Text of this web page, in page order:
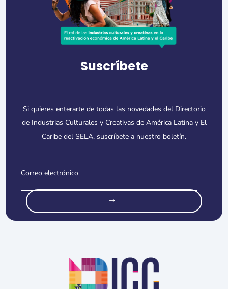
Suscríbete
Si quieres enterarte de todas las novedades del Directorio
de Industrias Culturales y Creativas de América Latina y El
Caribe del SELA, suscríbete a nuestro boletín.